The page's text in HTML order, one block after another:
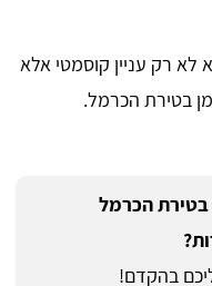
לא רק עניין קוסמטי אלא
בטירת הכרמל.
בטירת הכרמל
בהקדם!